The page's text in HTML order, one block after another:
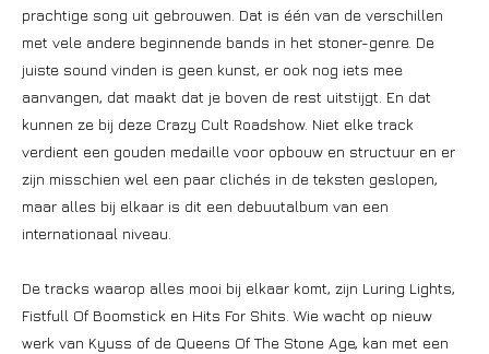
prachtige song uit gebrouwen. Dat is één van de verschillen
met vele andere beginnende bands in het stoner-genre. De
juiste sound vinden is geen kunst, er ook nog iets mee
aanvangen, dat maakt dat je boven de rest uitstijgt. En dat
kunnen ze bij deze Crazy Cult Roadshow. Niet elke track
verdient een gouden medaille voor opbouw en structuur en er
zijn misschien wel een paar clichés in de teksten geslopen,
maar alles bij elkaar is dit een debuutalbum van een
internationaal niveau.
De tracks waarop alles mooi bij elkaar komt, zijn Luring Lights,
Fistfull Of Boomstick en Hits For Shits. Wie wacht op nieuw
werk van Kyuss of de Queens Of The Stone Age, kan met een